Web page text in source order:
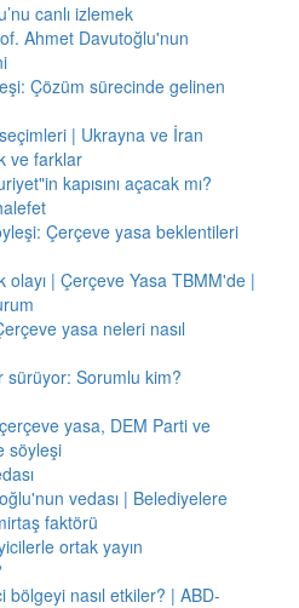
canlı izlemek
Ahmet Davutoğlu'nun
Çözüm sürecinde gelinen
| Ukrayna ve İran
ve farklar
kapısını açacak mı?
Çerçeve yasa beklentileri
olayı | Çerçeve Yasa TBMM'de |
yasa neleri nasıl
sürüyor: Sorumlu kim?
yasa, DEM Parti ve
söyleşi
vedası | Belediyelere
faktörü
ortak yayın
nasıl etkiler? | ABD-